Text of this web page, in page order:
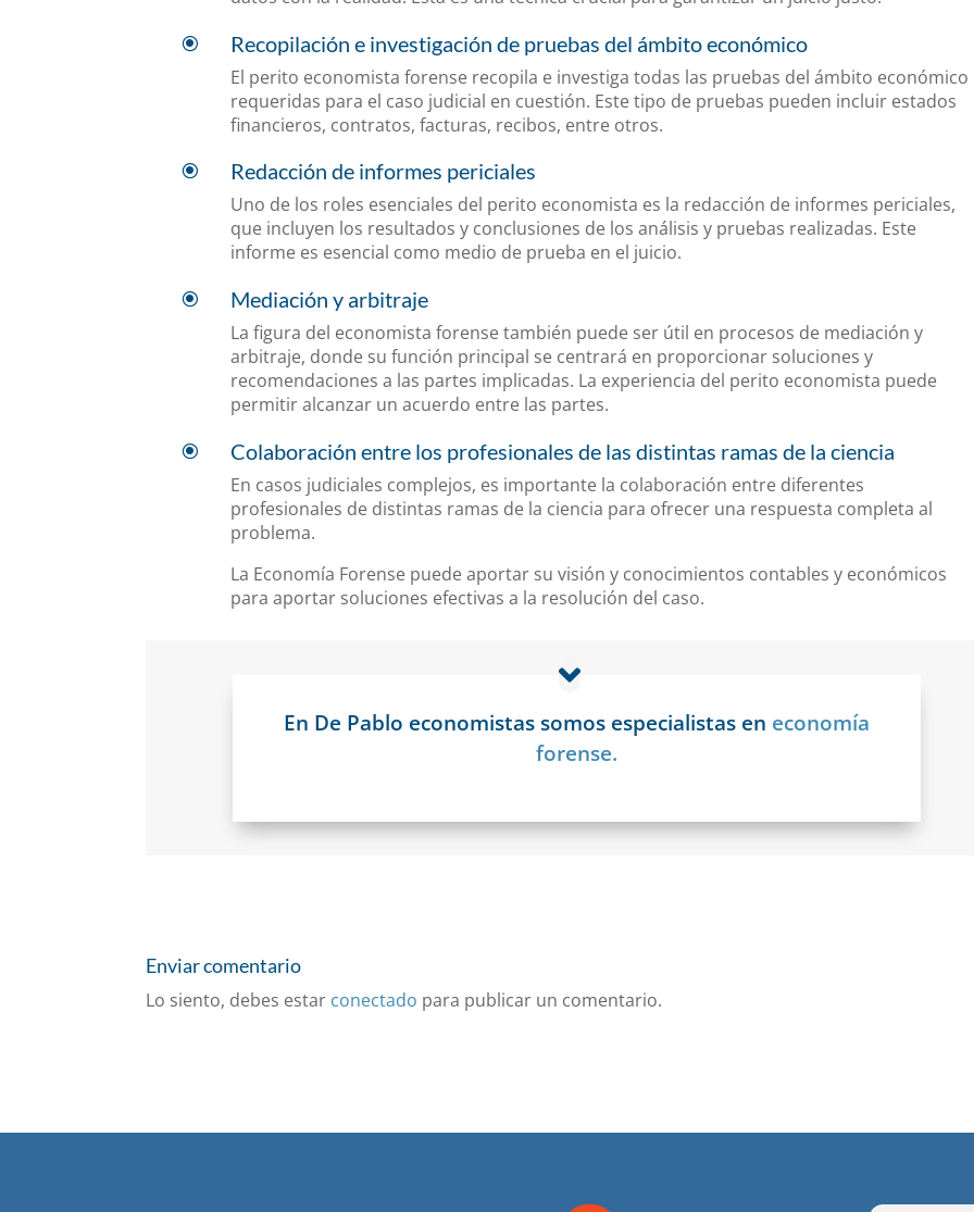
\ Recopilación e investigación de pruebas del ámbito económico
El perito economista forense recopila e investiga todas las pruebas del ámbito económico
requeridas para el caso judicial en cuestión. Este tipo de pruebas pueden incluir estados
financieros, contratos, facturas, recibos, entre otros.
\ Redacción de informes periciales
Uno de los roles esenciales del perito economista es la redacción de informes periciales,
que incluyen los resultados y conclusiones de los análisis y pruebas realizadas. Este
informe es esencial como medio de prueba en el juicio.
\ Mediación y arbitraje
La figura del economista forense también puede ser útil en procesos de mediación y
arbitraje, donde su función principal se centrará en proporcionar soluciones y
recomendaciones a las partes implicadas. La experiencia del perito economista puede
permitir alcanzar un acuerdo entre las partes.
\ Colaboración entre los profesionales de las distintas ramas de la ciencia
En casos judiciales complejos, es importante la colaboración entre diferentes
profesionales de distintas ramas de la ciencia para ofrecer una respuesta completa al
problema.
La Economía Forense puede aportar su visión y conocimientos contables y económicos
para aportar soluciones efectivas a la resolución del caso.
En De Pablo economistas somos especialistas en economía
forense.
Enviar comentario
Lo siento, debes estar conectado para publicar un comentario.